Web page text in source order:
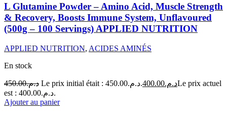
L Glutamine Powder – Amino Acid, Muscle Strength
& Recovery, Boosts Immune System, Unflavoured
(500g – 100 Servings) APPLIED NUTRITION
APPLIED NUTRITION, ACIDES AMINÉS
En stock
د.م.450.00 Le prix initial était : د.م.450.00. د.م.400.00
Le prix actuel
est : د.م.400.00.
Ajouter au panier